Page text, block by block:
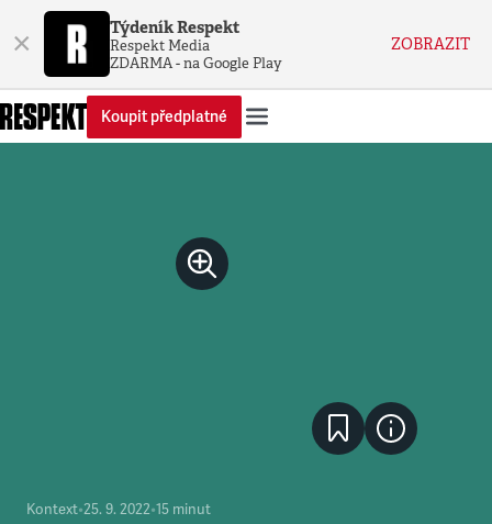
× Týdeník Respekt
Respekt Media
ZDARMA - na Google Play
ZOBRAZIT
Koupit předplatné
Kontext•25. 9. 2022•15 minut